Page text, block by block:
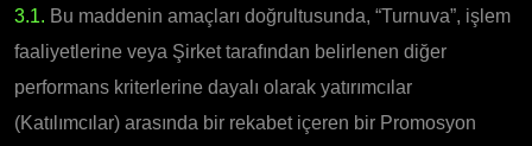
3.1. Bu maddenin amaçları doğrultusunda, “Turnuva”, işlem
faaliyetlerine veya Şirket tarafından belirlenen diğer
performans kriterlerine dayalı olarak yatırımcılar
(Katılımcılar) arasında bir rekabet içeren bir Promosyon